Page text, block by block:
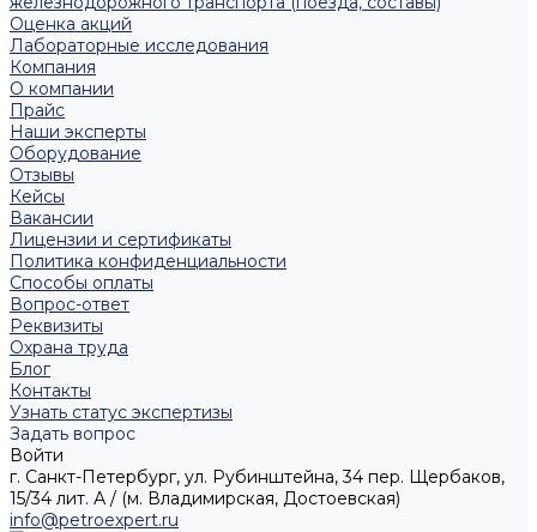
Оценка акций
Лабораторные исследования
Компания
О компании
Прайс
Наши эксперты
Оборудование
Отзывы
Кейсы
Вакансии
Лицензии и сертификаты
Политика конфиденциальности
Способы оплаты
Вопрос-ответ
Реквизиты
Охрана труда
Блог
Контакты
Узнать статус экспертизы
Задать вопрос
Войти
г. Санкт-Петербург, ул. Рубинштейна, 34 пер. Щербаков,
15/34 лит. А / (м. Владимирская, Достоевская)
info@petroexpert.ru